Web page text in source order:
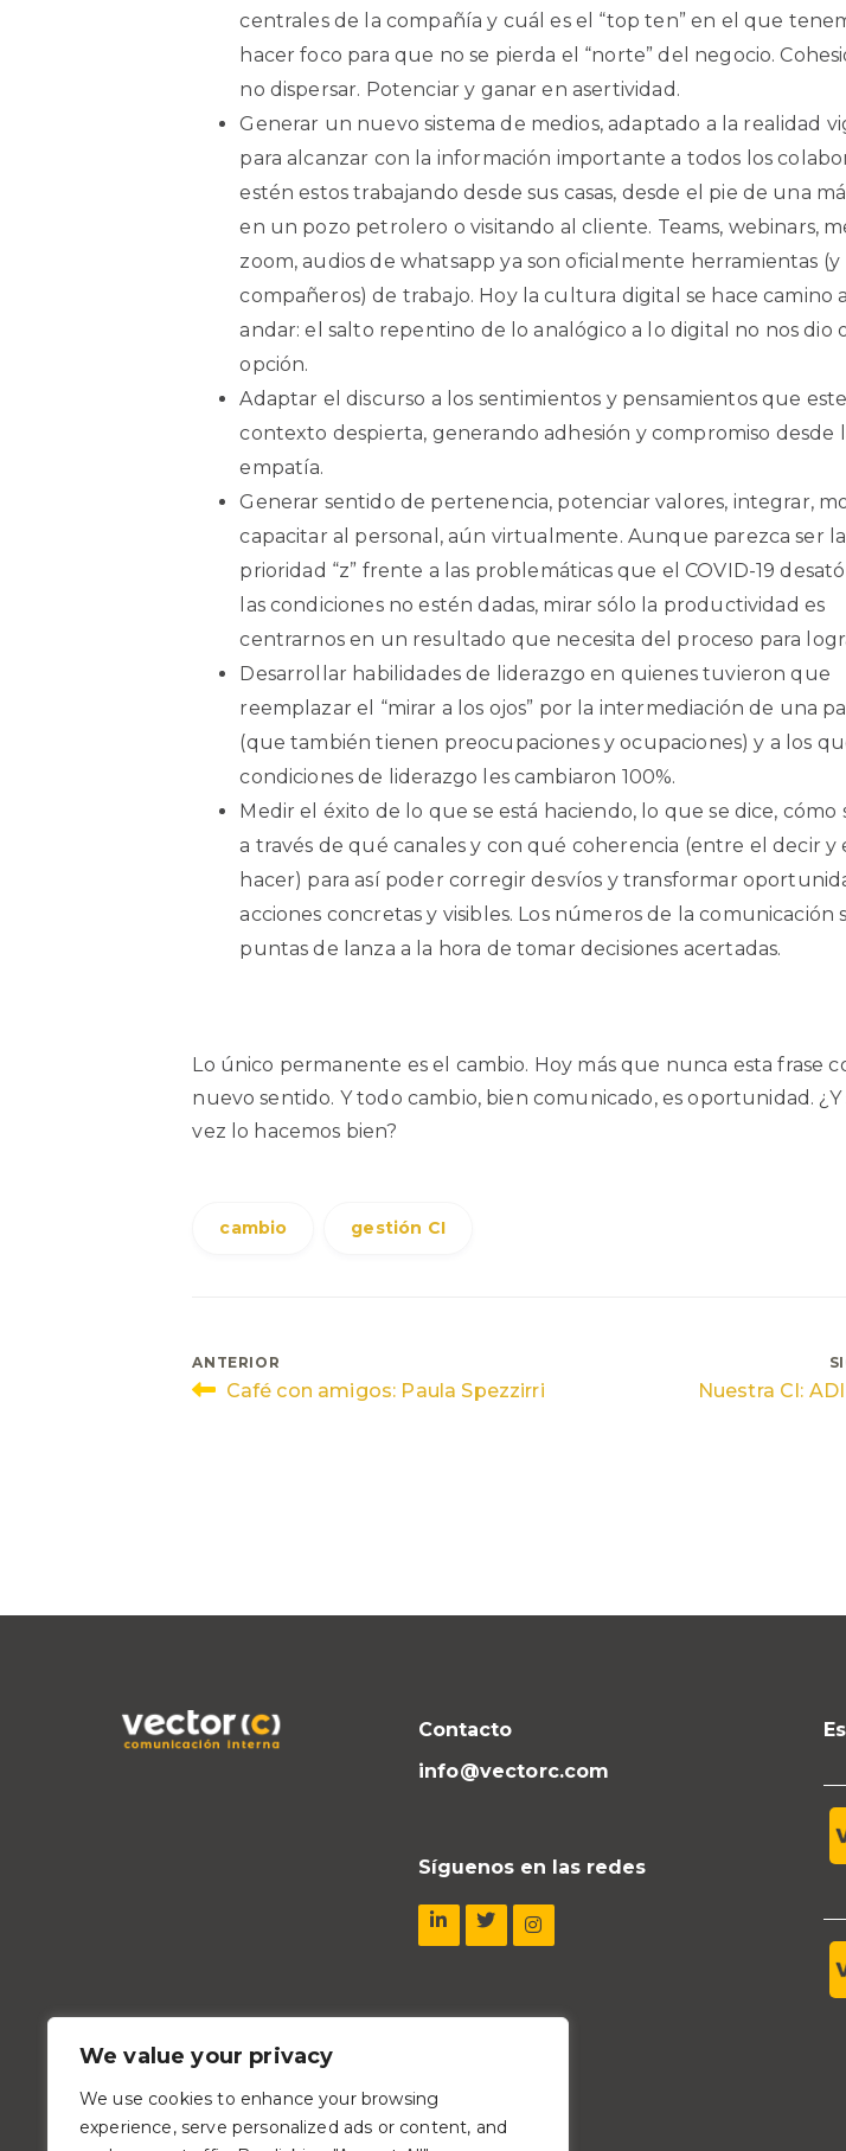
We value your privacy
We use cookies to enhance your browsing
experience, serve personalized ads or content, and
centrales de la compañía y cuál es el “top ten” en el que
hacer foco para que no se pierda el “norte” del negocio.
no dispersar. Potenciar y ganar en asertividad.
Generar un nuevo sistema de medios, adaptado a la realidad
para alcanzar con la información importante a todos los
estén estos trabajando desde sus casas, desde el pie de una
en un pozo petrolero o visitando al cliente. Teams, webinars,
zoom, audios de whatsapp ya son oficialmente herramientas (y
compañeros) de trabajo. Hoy la cultura digital se hace camino al
andar: el salto repentino de lo analógico a lo digital no nos dio
opción.
Adaptar el discurso a los sentimientos y pensamientos que este
contexto despierta, generando adhesión y compromiso desde
empatía.
Generar sentido de pertenencia, potenciar valores, integrar,
capacitar al personal, aún virtualmente. Aunque parezca ser la
prioridad “z” frente a las problemáticas que el COVID-19
las condiciones no estén dadas, mirar sólo la productividad es
centrarnos en un resultado que necesita del proceso para
Desarrollar habilidades de liderazgo en quienes tuvieron que
reemplazar el “mirar a los ojos” por la intermediación de una
(que también tienen preocupaciones y ocupaciones) y a los
condiciones de liderazgo les cambiaron 100%.
Medir el éxito de lo que se está haciendo, lo que se dice, cómo
a través de qué canales y con qué coherencia (entre el decir y
hacer) para así poder corregir desvíos y transformar
acciones concretas y visibles. Los números de la comunicación
puntas de lanza a la hora de tomar decisiones acertadas.
Lo único permanente es el cambio. Hoy más que nunca esta frase
nuevo sentido. Y todo cambio, bien comunicado, es oportunidad. ¿Y
vez lo hacemos bien?
cambio gestión CI
Navegación
ANTERIOR
Café con amigos: Paula Spezzirri Nuestra CI:
Contacto
info@vectorc.com
Síguenos en las redes